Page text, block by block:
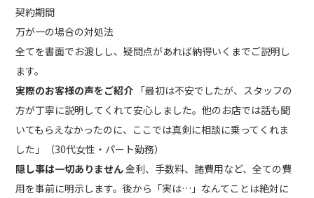
契約期間
万が一の場合の対処法
全てを書面でお渡しし、疑問点があれば納得いくまでご説明し
ます。
実際のお客様の声をご紹介 「最初は不安でしたが、スタッフの
方が丁寧に説明してくれて安心しました。他のお店では話も聞
いてもらえなかったのに、ここでは真剣に相談に乗ってくれま
した」（30代女性・パート勤務）
隠し事は一切ありません金利、手数料、諸費用など、全ての費
用を事前に明示します。後から「実は…」なんてことは絶対に